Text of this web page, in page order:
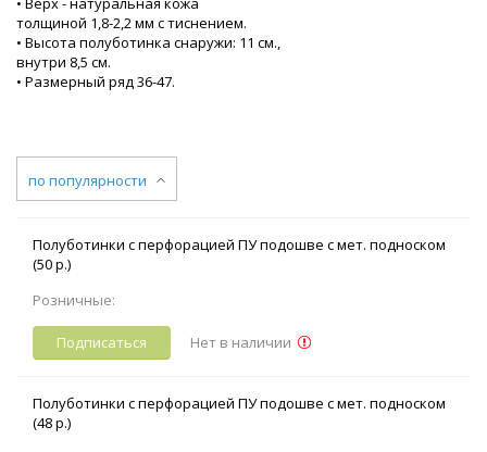
толщиной 1,8-2,2 мм с тиснением.
• Высота полуботинка снаружи: 11 см.,
внутри 8,5 см.
• Размерный ряд 36-47.
по популярности
Полуботинки с перфорацией ПУ подошве с мет. подноском
(50 р.)
Розничные:
Подписаться Нет в наличии
Полуботинки с перфорацией ПУ подошве с мет. подноском
(48 р.)